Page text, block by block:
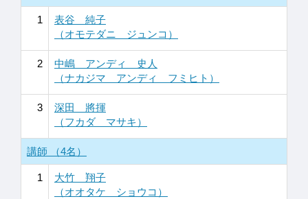
1
表谷 純子
（オモテダニ ジュンコ）
2
中嶋 アンディ 史人
（ナカジマ アンディ フミヒト）
3
深田 將揮
（フカダ マサキ）
講師 （4名）
1
大竹 翔子
（オオタケ ショウコ）